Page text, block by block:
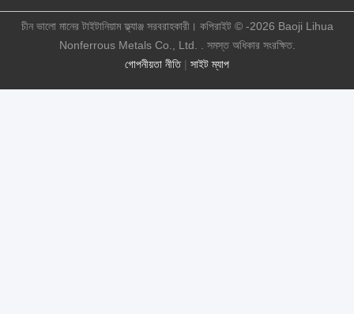
গোপনীয়তা নীতি| সাইট ম্যাপ
চীন ভালো মানের টাইটানিয়াম ফ্ল্যাঞ্জ সরবরাহকারী। কপিরাইট © -2026 Baoji Lihua
Nonferrous Metals Co., Ltd. . সমস্ত অধিকার সংরক্ষিত.